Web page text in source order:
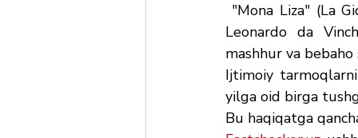
"Mona Liza" (La
Leonardo da
mashhur va
Ijtimoiy
yilga oid birga
Bu haqiqatga